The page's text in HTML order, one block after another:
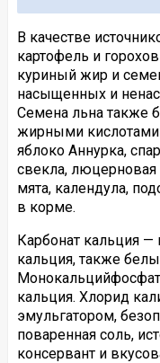
В качестве
картофель и
куриный жир и
насыщенных и
Семена льна также
жирными кислотами
яблоко Аннурка,
свекла, люцерновая
мята, календула,
в корме.
Карбонат кальция —
кальция, также
кальция. Хлорид
эмульгатором,
поваренная соль,
консервант и